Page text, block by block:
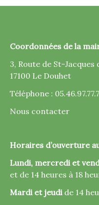
Coordonnées de la
3, Route de St-
17100 Le Douhet
Téléphone :
Nous contacter
Horaires d’ouverture
Lundi, mercredi et
et de 14 heures à 18
Mardi et jeudi de 14